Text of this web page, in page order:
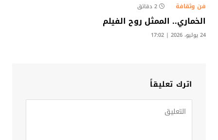
فن وثقافة 2 دقائق
الخماري.. الممثل روح الفيلم
24 يوليو، 2026 | 17:02
اترك تعليقاً